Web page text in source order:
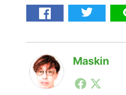
Maskin
1990年代初頭
る。シリコン